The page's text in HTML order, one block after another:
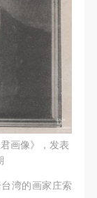
画像》，发表
湾的画家庄索